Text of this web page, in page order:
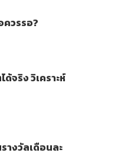
ควรรอ?
จริง วิเคราะห์
างวัลเดือนละ